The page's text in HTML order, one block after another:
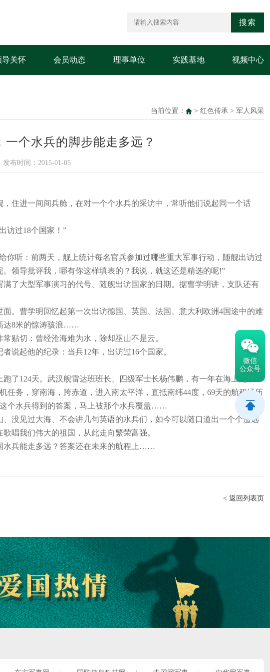
搜索
导关怀 会员动态 理事单位 实践基地 视频中心
当前位置： > 红色传承 > 军人风采
个水兵的脚步能走多远？
发布时间：2015-01-05
住进一间间兵舱，在对一个个水兵的采访中，常听他们说起同一个话
访过18个国家！”
听：前两天，舰上统计每名官兵参加过哪些重大军事行动，随舰出访过
领导批评我，哪有你这样填表的？我说，就这还是精选的呢!”
了大型军事演习的代号、随舰出访国家的日期。据曹学明讲，支队还有
。曹学明回忆起第一次出访德国、英国、法国、意大利欧洲4国途中的难
达8米的惊涛骇浪……
贴切：曾经沧海难为水，除却巫山不是云。
说起他的纪录：当兵12年，出访过16个国家。
124天。武汉舰雷达班班长、四级军士长杨伟鹏，有一年在海上跑了
务，穿南海，跨赤道，进入南太平洋，直抵南纬44度，69天的航程经历
个水兵得到的答案，马上被那个水兵覆盖……
没见过大海、不会讲几句英语的水兵们，如今可以随口道出一个个遥远
唱我们伟大的祖国，从此走向繁荣富强。
水兵能走多远？答案还在未来的航程上……
< 返回列表页
微信
公众号